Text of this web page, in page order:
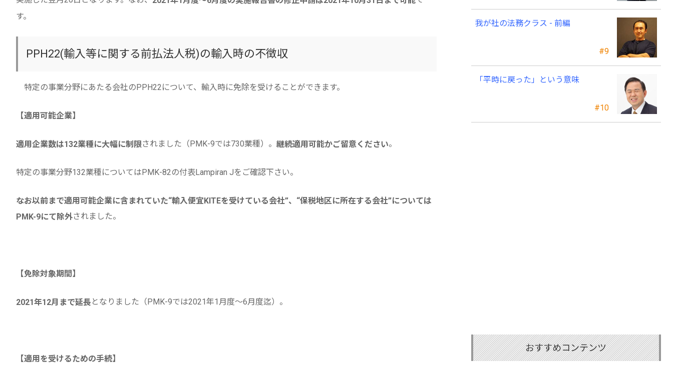
す。
PPH22(輸入等に関する前払法人税)の輸入時の不徴収
特定の事業分野にあたる会社のPPH22について、輸入時に免除を受けることができます。
【適用可能企業】
適用企業数は132業種に大幅に制限されました（PMK-9では730業種）。 継続適用可能かご留意ください。
特定の事業分野132業種についてはPMK-82の付表Lampiran Jをご確認下さい。
なお以前まで適用可能企業に含まれていた“輸入便宜KITEを受けている会社”、“保税地区に所在する会社”については
PMK-9にて除外されました。
【免除対象期間】
2021年12月まで延長 となりました（PMK-9では2021年1月度～6月度迄）。
【適用を受けるための手続】
#9
我が社の法務クラス - 前編
#10
「平時に戻った」という意味
おすすめコンテンツ